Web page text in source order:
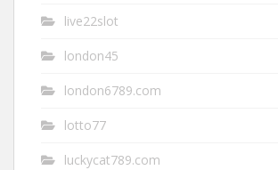
live22slot
london45
london6789.com
lotto77
luckycat789.com